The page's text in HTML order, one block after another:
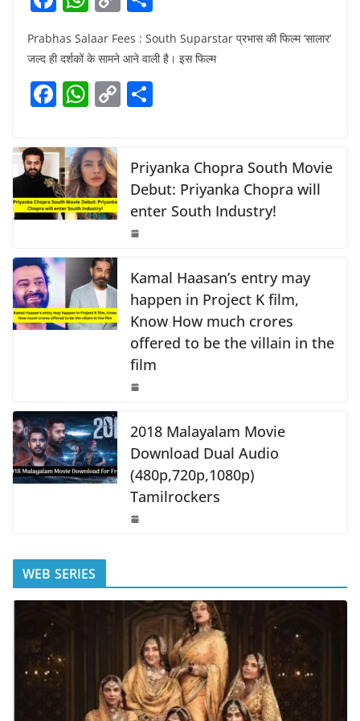
c
e
b
o
k
at
s
A
p
p
y
Li
ar
Prabhas Salaar Fees : South Suparstar प्रभास की फिल्म ‘सालार’
जल्द ही दर्शकों के सामने आने वाली है। इस फिल्म
F
c
e
b
o
k
W
at
s
A
p
C
y
Li
n
k
e
Priyanka Chopra South Movie
Debut: Priyanka Chopra will
enter South Industry!
Kamal Haasan’s entry may
happen in Project K film,
Know How much crores
offered to be the villain in the
film
2018 Malayalam Movie
Download Dual Audio
(480p,720p,1080p)
Tamilrockers
WEB SERIES